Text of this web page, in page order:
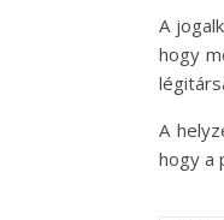
A
hogy
A
hogy a